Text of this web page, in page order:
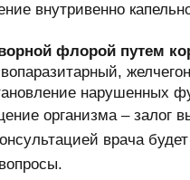
внутривенно
флорой путем
нарушенных
организма – залог
врача